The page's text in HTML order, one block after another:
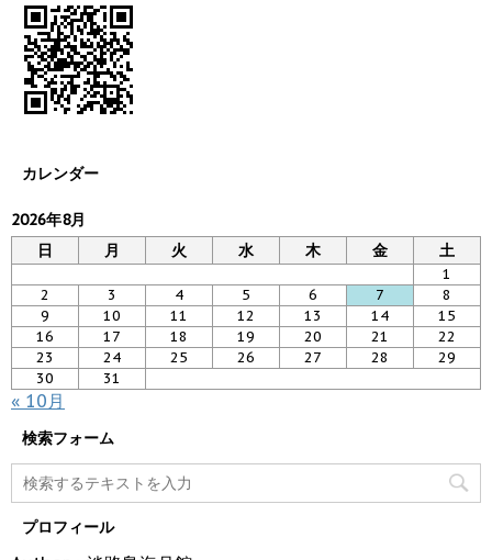
カレンダー
2026年8月
日
月 火 水 木 金 土
1
2
3 4 5 6 7
8
9
10 11 12 13 14
15
16
17 18 19 20 21
22
23
24 25 26 27 28
29
30
31
« 10月
検索フォーム
プロフィール